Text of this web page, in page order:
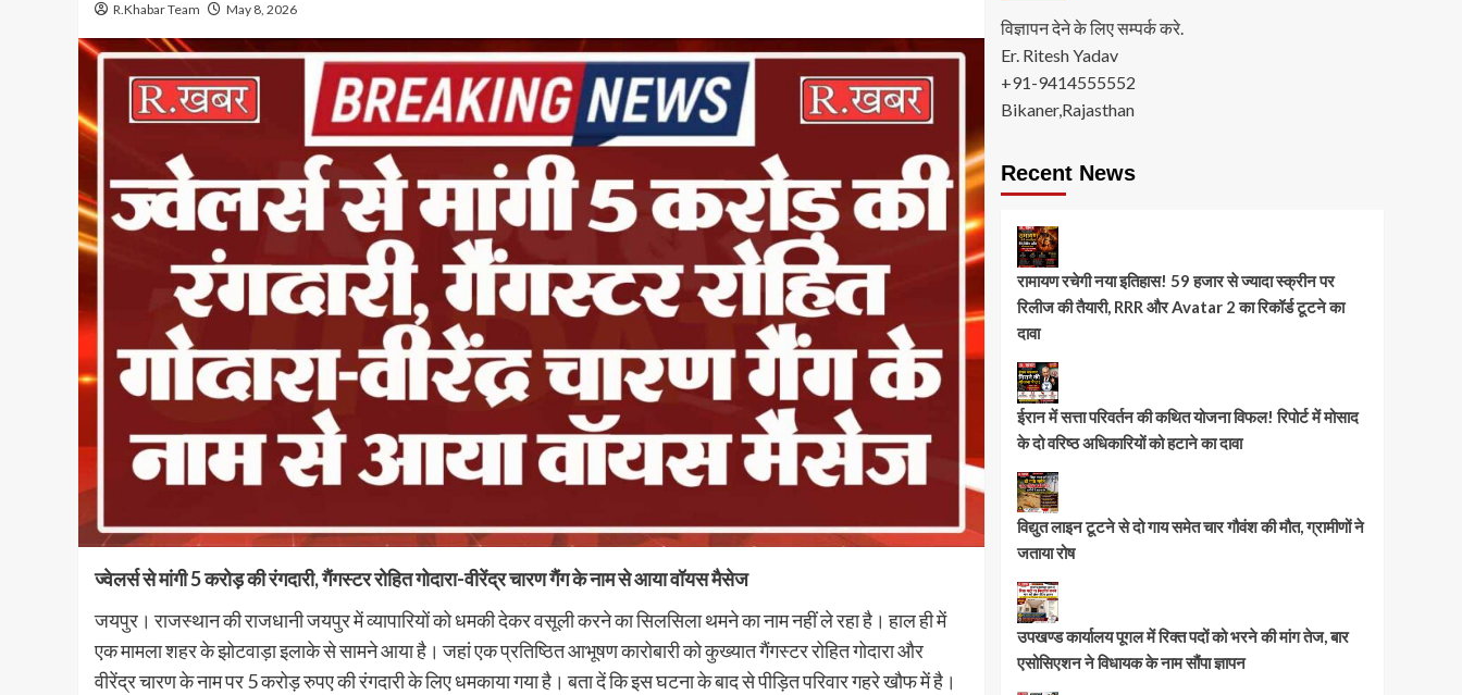
R.Khabar Team May 8, 2026
ज्वेलर्स से मांगी 5 करोड़ की रंगदारी, गैंगस्टर रोहित गोदारा-वीरेंद्र चारण गैंग के नाम से आया वॉयस मैसेज
जयपुर। राजस्थान की राजधानी जयपुर में व्यापारियों को धमकी देकर वसूली करने का सिलसिला थमने का नाम नहीं ले रहा है। हाल ही में
एक मामला शहर के झोटवाड़ा इलाके से सामने आया है। जहां एक प्रतिष्ठित आभूषण कारोबारी को कुख्यात गैंगस्टर रोहित गोदारा और
वीरेंद्र चारण के नाम पर 5 करोड़ रुपए की रंगदारी के लिए धमकाया गया है। बता दें कि इस घटना के बाद से पीड़ित परिवार गहरे खौफ में है।
विज्ञापन देने के लिए सम्पर्क करे.
Er. Ritesh Yadav
+91-9414555552
Bikaner,Rajasthan
Recent News
रामायण रचेगी नया इतिहास! 59 हजार से ज्यादा स्क्रीन पर
रिलीज की तैयारी, RRR और Avatar 2 का रिकॉर्ड टूटने का
दावा
ईरान में सत्ता परिवर्तन की कथित योजना विफल! रिपोर्ट में मोसाद
के दो वरिष्ठ अधिकारियों को हटाने का दावा
विद्युत लाइन टूटने से दो गाय समेत चार गौवंश की मौत, ग्रामीणों ने
जताया रोष
उपखण्ड कार्यालय पूगल में रिक्त पदों को भरने की मांग तेज, बार
एसोसिएशन ने विधायक के नाम सौंपा ज्ञापन